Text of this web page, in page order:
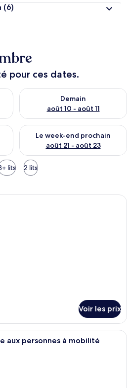
(6)
pour ces dates.
soir août 9 - août 10
Demain
août 10 - août 11
Vérifier la disponibilité pour
week-end août 14 - août 16
Le week-end prochain
août 21 - août 23
Vérifier la disponibilité pour
lits 2 lits
Une chambre d’hôtel équipée d’un
Voir les prix
Une chambre à coucher avec un lit,
aux personnes à mobilité